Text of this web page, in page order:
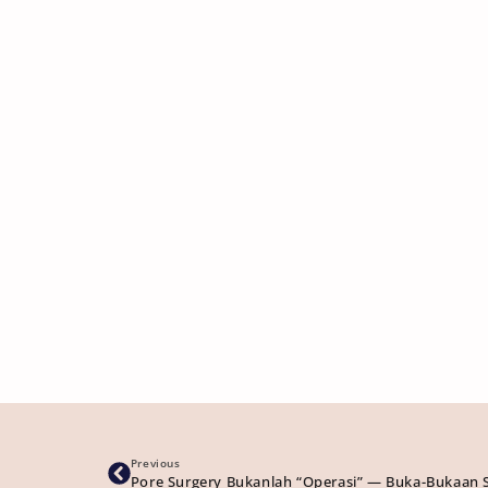
Previous
Pore Surgery Bukanlah “Operasi” — Buka-